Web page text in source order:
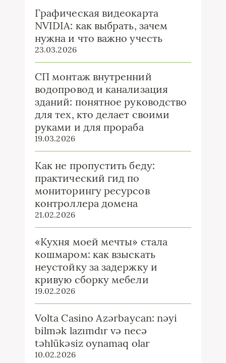
Графическая видеокарта
NVIDIA: как выбрать, зачем
нужна и что важно учесть
23.03.2026
СП монтаж внутренний
водопровод и канализация
зданий: понятное руководство
для тех, кто делает своими
руками и для прораба
19.03.2026
Как не пропустить беду:
практический гид по
мониторингу ресурсов
контроллера домена
21.02.2026
«Кухня моей мечты» стала
кошмаром: как взыскать
неустойку за задержку и
кривую сборку мебели
19.02.2026
Volta Casino Azərbaycan: nəyi
bilmək lazımdır və necə
təhlükəsiz oynamaq olar
10.02.2026